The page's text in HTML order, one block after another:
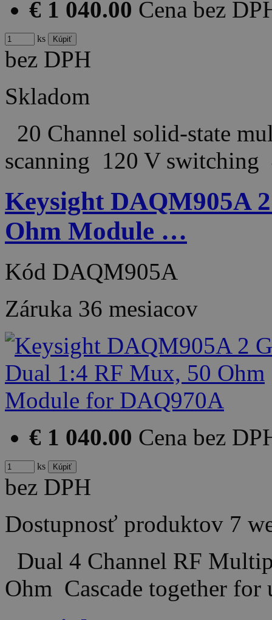
€ 1 040.00 Cena bez
ks
bez DPH
Skladom
20 Channel solid-state
scanning 120 V
Keysight DAQM905A
Ohm Module …
Kód DAQM905A
Záruka 36 mesiacov
€ 1 040.00 Cena bez
ks
bez DPH
Dostupnosť produktov 7
Dual 4 Channel RF
Ohm Cascade together